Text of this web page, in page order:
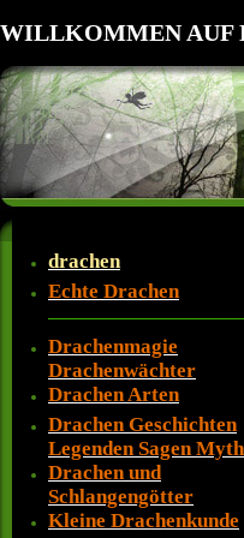
WILLKOMMEN AUF
drachen
Echte Drachen
Drachenmagie
Drachenwächter
Drachen Arten
Drachen Geschichten
Legenden Sagen
Drachen und
Schlangengötter
Kleine Drachenkunde